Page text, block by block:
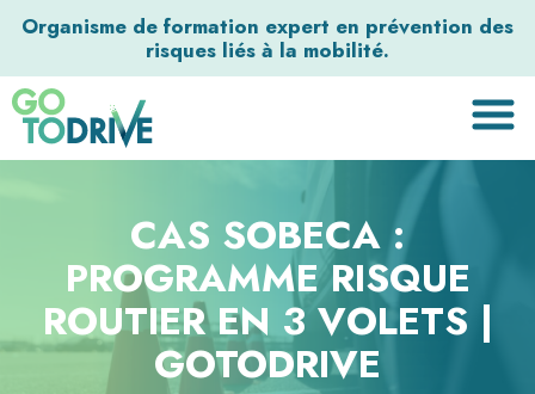
Organisme de formation expert en prévention des
risques liés à la mobilité.
CAS SOBECA :
PROGRAMME RISQUE
ROUTIER EN 3 VOLETS |
GOTODRIVE